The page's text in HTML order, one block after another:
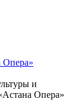
Опера»
и
Опера»